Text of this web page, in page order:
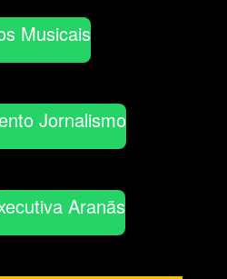
Musicais
Jornalismo
Aranãs